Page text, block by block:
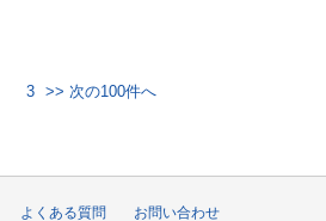
3 >> 次の100件へ
よくある質問 お問い合わせ